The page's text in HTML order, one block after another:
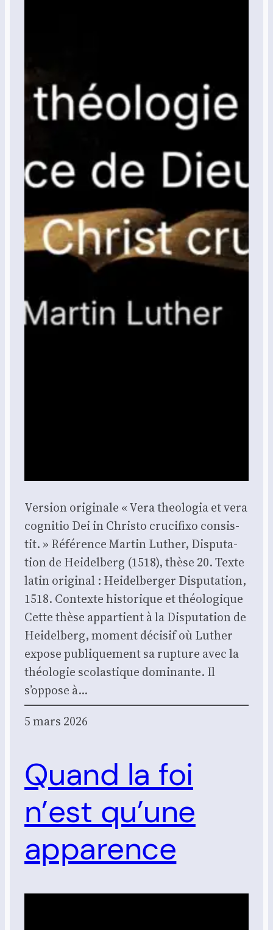
Ver­sion ori­gi­nale « Vera theo­lo­gia et vera
cog­ni­tio Dei in Chris­to cru­ci­fixo consis­
tit. » Réfé­rence Mar­tin Luther, Dis­pu­ta­
tion de Hei­del­berg (1518), thèse 20. Texte
latin ori­gi­nal : Hei­del­ber­ger Dis­pu­ta­tion,
1518. Contexte his­to­rique et théo­lo­gique
Cette thèse appar­tient à la Dis­pu­ta­tion de
Hei­del­berg, moment déci­sif où Luther
expose publi­que­ment sa rup­ture avec la
théo­lo­gie sco­las­tique domi­nante. Il
s’oppose à…
5 mars 2026
Quand la foi
n’est qu’une
apparence